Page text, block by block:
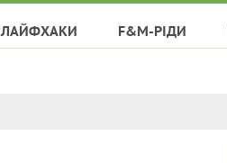
ЛАЙФХАКИ F&M-РІДИ